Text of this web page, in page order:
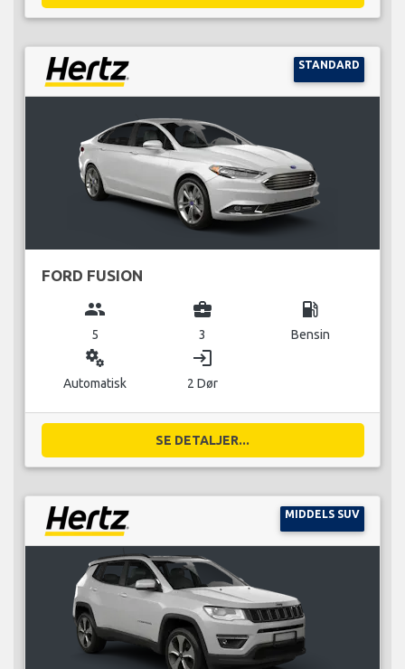
STANDARD
FORD FUSION
group
5
business_center
3
local_gas_station
Bensin
miscellaneous_services
Automatisk
login
2 Dør
SE DETALJER...
MIDDELS SUV